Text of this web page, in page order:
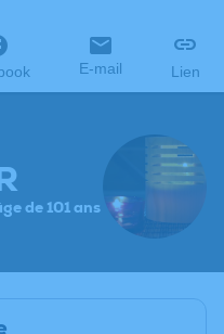
E-mail Lien
de 101 ans